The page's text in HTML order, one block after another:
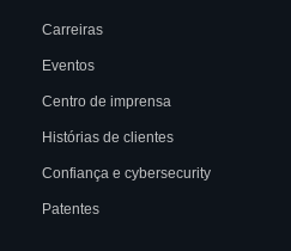
Carreiras
Eventos
Centro de imprensa
Histórias de clientes
Confiança e cybersecurity
Patentes